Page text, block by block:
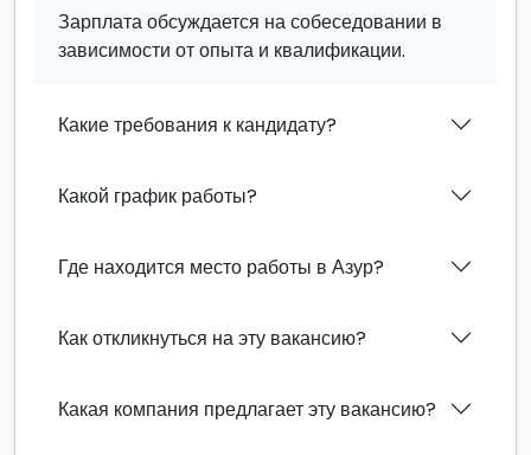
Зарплата обсуждается на собеседовании в
зависимости от опыта и квалификации.
Какие требования к кандидату?
Какой график работы?
Где находится место работы в Азур?
Как откликнуться на эту вакансию?
Какая компания предлагает эту вакансию?